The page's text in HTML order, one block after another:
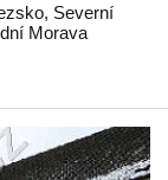
, Severní
Morava